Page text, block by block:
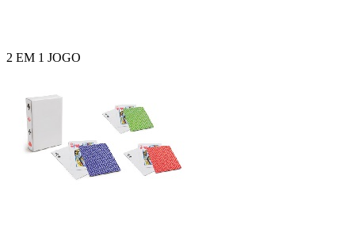
2 EM 1 JOGO